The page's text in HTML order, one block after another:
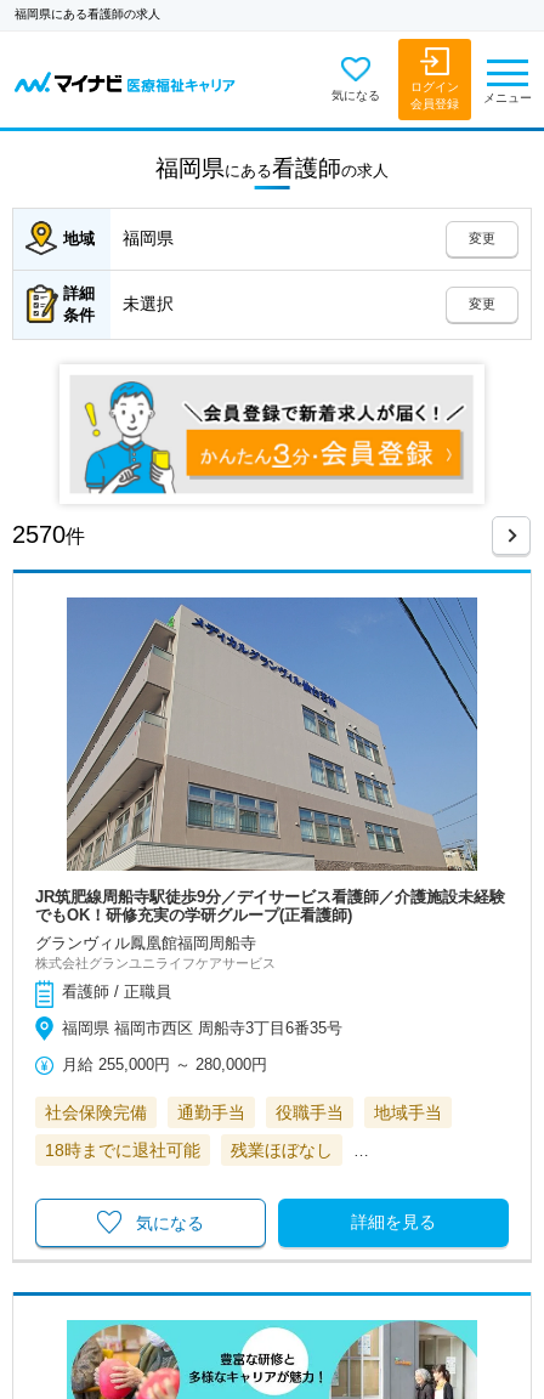
福岡県にある看護師の求人
気になる
ログイン
会員登録
メニュー
福岡県にある看護師の求人
地域 福岡県 変更
詳細
条件
未選択 変更
2570件
JR筑肥線周船寺駅徒歩9分／デイサービス看護師／介護施設未経験
でもOK！研修充実の学研グループ(正看護師)
グランヴィル鳳凰館福岡周船寺
株式会社グランユニライフケアサービス
看護師 / 正職員
福岡県 福岡市西区 周船寺3丁目6番35号
月給 255,000円 ～ 280,000円
社会保険完備 通勤手当 役職手当
地域手当
18時までに退社可能
残業ほぼなし
詳細を見る
気になる